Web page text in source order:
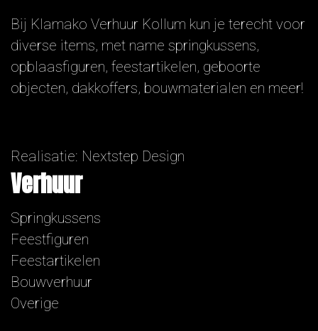
Bij Klamako Verhuur Kollum kun je terecht voor
diverse items, met name springkussens,
opblaasfiguren, feestartikelen, geboorte
objecten, dakkoffers, bouwmaterialen en meer!
Realisatie: Nextstep Design
Verhuur
Springkussens
Feestfiguren
Feestartikelen
Bouwverhuur
Overige